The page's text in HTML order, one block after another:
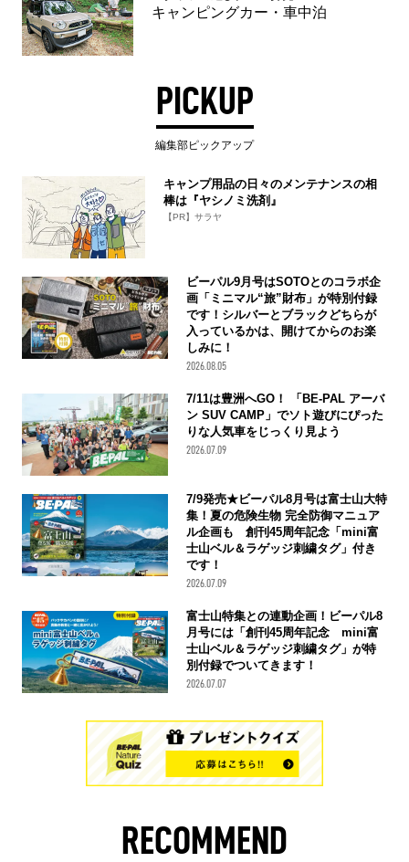
キャンピングカー・車中泊
PICKUP
編集部ピックアップ
キャンプ用品の日々のメンテナンスの相
棒は『ヤシノミ洗剤』
【PR】サラヤ
ビーパル9月号はSOTOとのコラボ企
画「ミニマル“旅”財布」が特別付録
です！シルバーとブラックどちらが
入っているかは、開けてからのお楽
しみに！
2026.08.05
7/11は豊洲へGO！ 「BE-PAL アーバ
ン SUV CAMP」でソト遊びにぴった
りな人気車をじっくり見よう
2026.07.09
7/9発売★ビーパル8月号は富士山大特
集！夏の危険生物 完全防御マニュア
ル企画も 創刊45周年記念「mini富
士山ベル＆ラゲッジ刺繍タグ」付き
です！
2026.07.09
富士山特集との連動企画！ビーパル8
月号には「創刊45周年記念 mini富
士山ベル＆ラゲッジ刺繍タグ」が特
別付録でついてきます！
2026.07.07
RECOMMEND